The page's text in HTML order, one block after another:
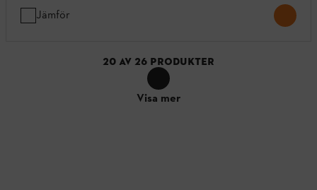
Jämför
20 AV 26 PRODUKTER
Visa mer